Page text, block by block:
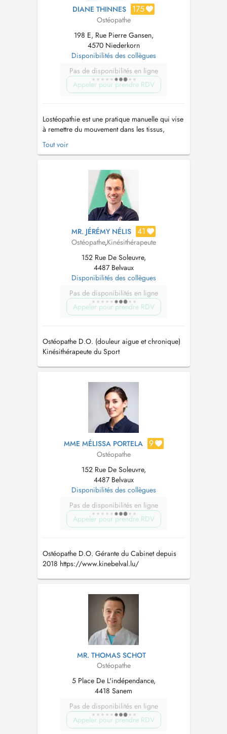
DIANE THINNES 175
Ostéopathe
198 E, Rue Pierre Gansen,
4570 Niederkorn
Disponibilités des collègues
Pas de disponibilités en ligne
Appeler pour prendre RDV
Lostéopathie est une pratique manuelle qui vise
à remettre du mouvement dans les tissus,
organes et articulations. Lostéopathie est une
thérapie complémentaire utilisée en particulier
elle soulage tous types de douleurs. Wann Dir
kee passenden RDV ...
Tout voir
MR. JÉRÉMY NÉLIS 41
Ostéopathe,Kinésithérapeute
152 Rue De Soleuvre,
4487 Belvaux
Disponibilités des collègues
Pas de disponibilités en ligne
Appeler pour prendre RDV
Ostéopathe D.O. (douleur aigue et chronique)
Kinésithérapeute du Sport
MME MÉLISSA PORTELA 9
Ostéopathe
152 Rue De Soleuvre,
4487 Belvaux
Disponibilités des collègues
Pas de disponibilités en ligne
Appeler pour prendre RDV
Ostéopathe D.O. Gérante du Cabinet depuis
2018 https://www.kinebelval.lu/
MR. THOMAS SCHOT
Ostéopathe
5 Place De L'indépendance,
4418 Sanem
Pas de disponibilités en ligne
Appeler pour prendre RDV